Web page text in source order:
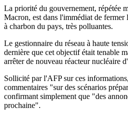
La priorité du gouvernement, répétée
Macron, est dans l'immédiat de fermer
à charbon du pays, très polluantes.
Le gestionnaire du réseau à haute
dernière que cet objectif était tenable
arrêter de nouveau réacteur nucléaire
Sollicité par l'AFP sur ces
commentaires "sur des scénarios
confirmant simplement que "des
prochaine".